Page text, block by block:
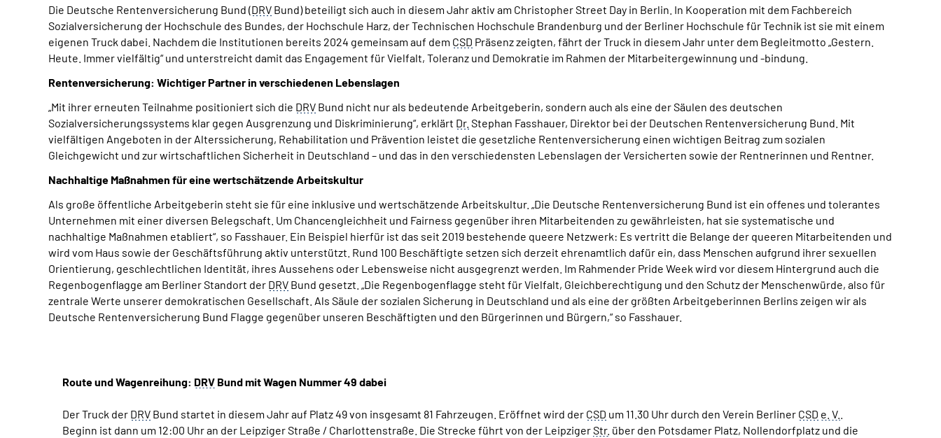
Die Deutsche Rentenversicherung Bund (DRV Bund) beteiligt sich auch in diesem Jahr aktiv am Christopher Street Day in Berlin. In Kooperation mit dem Fachbereich
Sozialversicherung der Hochschule des Bundes, der Hochschule Harz, der Technischen Hochschule Brandenburg und der Berliner Hochschule für Technik ist sie mit einem
eigenen Truck dabei. Nachdem die Institutionen bereits 2024 gemeinsam auf dem CSD Präsenz zeigten, fährt der Truck in diesem Jahr unter dem Begleitmotto „Gestern.
Heute. Immer vielfältig“ und unterstreicht damit das Engagement für Vielfalt, Toleranz und Demokratie im Rahmen der Mitarbeitergewinnung und -bindung.
Rentenversicherung: Wichtiger Partner in verschiedenen Lebenslagen
„Mit ihrer erneuten Teilnahme positioniert sich die DRV Bund nicht nur als bedeutende Arbeitgeberin, sondern auch als eine der Säulen des deutschen
Sozialversicherungssystems klar gegen Ausgrenzung und Diskriminierung“, erklärt Dr. Stephan Fasshauer, Direktor bei der Deutschen Rentenversicherung Bund. Mit
vielfältigen Angeboten in der Alterssicherung, Rehabilitation und Prävention leistet die gesetzliche Rentenversicherung einen wichtigen Beitrag zum sozialen
Gleichgewicht und zur wirtschaftlichen Sicherheit in Deutschland – und das in den verschiedensten Lebenslagen der Versicherten sowie der Rentnerinnen und Rentner.
Nachhaltige Maßnahmen für eine wertschätzende Arbeitskultur
Als große öffentliche Arbeitgeberin steht sie für eine inklusive und wertschätzende Arbeitskultur. „Die Deutsche Rentenversicherung Bund ist ein offenes und tolerantes
Unternehmen mit einer diversen Belegschaft. Um Chancengleichheit und Fairness gegenüber ihren Mitarbeitenden zu gewährleisten, hat sie systematische und
nachhaltige Maßnahmen etabliert“, so Fasshauer. Ein Beispiel hierfür ist das seit 2019 bestehende queere Netzwerk: Es vertritt die Belange der queeren Mitarbeitenden und
wird vom Haus sowie der Geschäftsführung aktiv unterstützt. Rund 100 Beschäftigte setzen sich derzeit ehrenamtlich dafür ein, dass Menschen aufgrund ihrer sexuellen
Orientierung, geschlechtlichen Identität, ihres Aussehens oder Lebensweise nicht ausgegrenzt werden. Im Rahmender Pride Week wird vor diesem Hintergrund auch die
Regenbogenflagge am Berliner Standort der DRV Bund gesetzt. „Die Regenbogenflagge steht für Vielfalt, Gleichberechtigung und den Schutz der Menschenwürde, also für
zentrale Werte unserer demokratischen Gesellschaft. Als Säule der sozialen Sicherung in Deutschland und als eine der größten Arbeitgeberinnen Berlins zeigen wir als
Deutsche Rentenversicherung Bund Flagge gegenüber unseren Beschäftigten und den Bürgerinnen und Bürgern,“ so Fasshauer.
Route und Wagenreihung: DRV Bund mit Wagen Nummer 49 dabei
Der Truck der DRV Bund startet in diesem Jahr auf Platz 49 von insgesamt 81 Fahrzeugen. Eröffnet wird der CSD um 11.30 Uhr durch den Verein Berliner CSD e. V.
Beginn ist dann um 12:00 Uhr an der Leipziger Straße / Charlottenstraße. Die Strecke führt von der LeipzigerStr. über den Potsdamer Platz, Nollendorfplatz und die